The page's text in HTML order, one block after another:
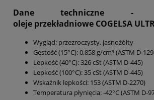
Dane techniczne -
oleje przekładniowe COGELSA
Wygląd: przezroczysty, jasnożółty
Gęstość (15°C): 0,858 g/cm³ (ASTM D-
Lepkość (40°C): 326 cSt (ASTM D-445)
Lepkość (100°C): 35 cSt (ASTM D-445)
Wskaźnik lepkości: 153 (ASTM D-2270)
Temperatura płynięcia: -42°C (ASTM D-